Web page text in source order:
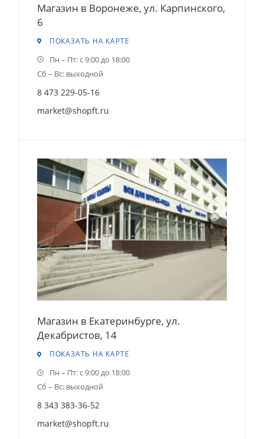
Магазин в Воронеже, ул. Карпинского,
6
ПОКАЗАТЬ НА КАРТЕ
Пн – Пт: с 9:00 до 18:00
Сб – Вс: выходной
8 473 229-05-16
market@shopft.ru
Магазин в Екатеринбурге, ул.
Декабристов, 14
ПОКАЗАТЬ НА КАРТЕ
Пн – Пт: с 9:00 до 18:00
Сб – Вс: выходной
8 343 383-36-52
market@shopft.ru